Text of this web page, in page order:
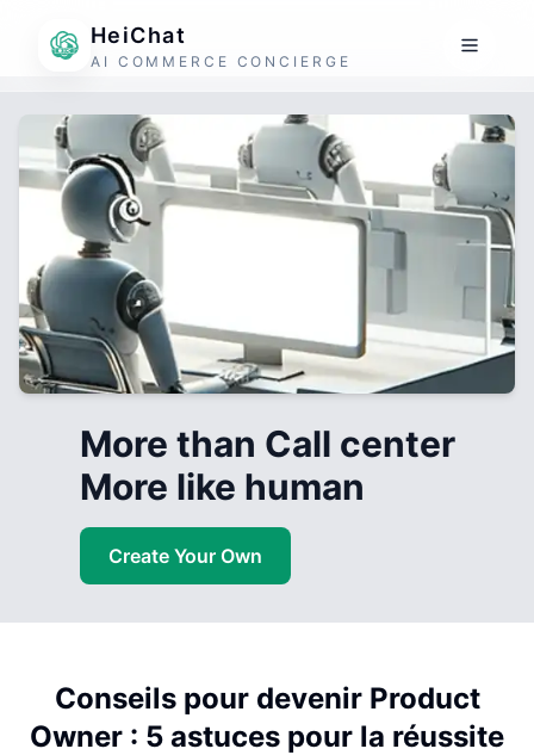
HeiChat
AI COMMERCE CONCIERGE
More than Call center
More like human
Create Your Own
Conseils pour devenir Product
Owner : 5 astuces pour la réussite